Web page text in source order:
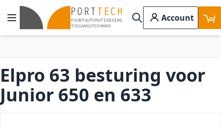
Ga naar de inhoud
Toggle Nav
Search
Account
Elpro 63 besturing voor
Junior 650 en 633